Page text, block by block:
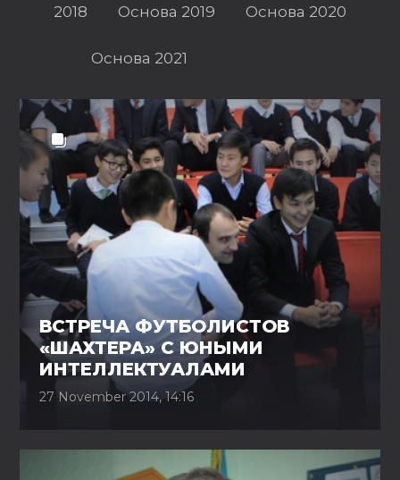
2018 Основа 2019 Основа 2020
Основа 2021
ВСТРЕЧА ФУТБОЛИСТОВ
«ШАХТЕРА» С ЮНЫМИ
ИНТЕЛЛЕКТУАЛАМИ
27 November 2014, 14:16